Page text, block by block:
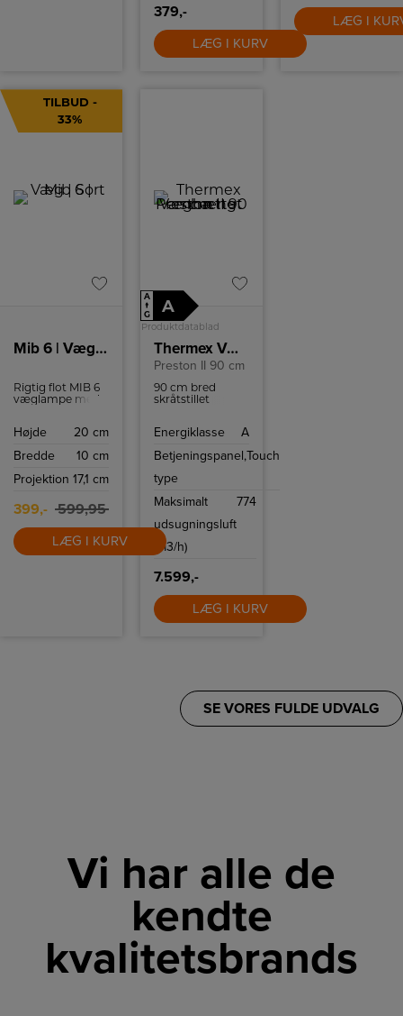
379,-
LÆG I KURV
LÆG I
TILBUD -
33%
Mib 6 | Væg | Sort
Rigtig flot MIB 6
væglampe med
Højde
20 cm
Bredde
10 cm
Projektion 17,1 cm
399,- 599,95
LÆG I KURV
A
↑
G
A
Produktdatablad
Thermex Væghængt emhætte
Preston II 90 cm
90 cm bred
skråtstillet
rustfri stål
betjenes med
hastigheder.
Energiklasse
A
Betjeningspanel,
type
Touch
Maksimalt
udsugningsluft
(m3/h)
774
7.599,-
LÆG I KURV
SE VORES FULDE UDVALG
Vi har alle de
kendte
kvalitetsbrands